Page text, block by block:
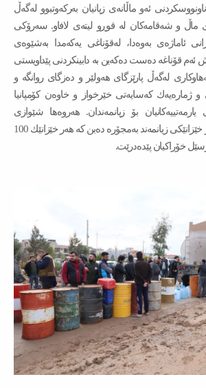
ئەو ماڵانەی زیانیان بەركەوتبوو لەگەڵ
ماڵ و شەقامەكان لە قوڕو لیتەی لافاو. سەرۆكی
ئاماژەی بەوەدا، لەقۆناغی یەكەمدا بەشێوەی
ئەم قۆناغە دەست دەكەین بە دابینكردنی پێداویستی
لەگەڵ پارێزگای هەولێر و دەزگای روانگە و
ژمارەیەك كەسایەتی خێرخواز و خاوەن كۆمپانیا
بۆ زیانمەندان. هەروەها شێوازی
دابەشكردنەكانیش بۆ هەر خێزانێكی زیانمەند بەمجۆرە دەبن كە هەر خێزانێك 100
خۆراكیان پێدەدرێت.